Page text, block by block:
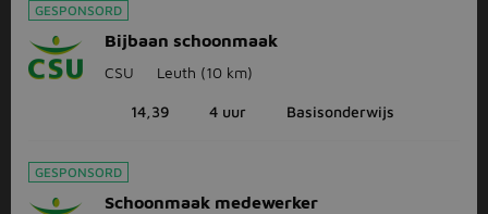
GESPONSORD
Bijbaan schoonmaak
CSU Leuth (10 km)
14,39 4 uur Basisonderwijs
GESPONSORD
Schoonmaak medewerker